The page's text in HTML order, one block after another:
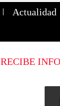
Actualidad
RECIBE